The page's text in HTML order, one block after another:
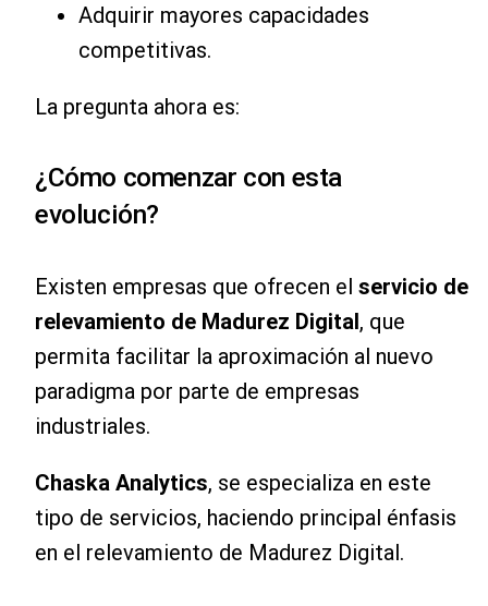
Adquirir mayores capacidades
competitivas.
La pregunta ahora es:
¿Cómo comenzar con esta
evolución?
Existen empresas que ofrecen el servicio de
relevamiento de Madurez Digital, que
permita facilitar la aproximación al nuevo
paradigma por parte de empresas
industriales.
Chaska Analytics, se especializa en este
tipo de servicios, haciendo principal énfasis
en el relevamiento de Madurez Digital.